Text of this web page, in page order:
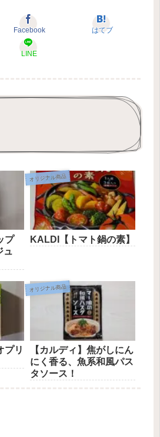
Facebook はてブ
LINE
プ
ュ
オリジナル商品
KALDI【トマト鍋の素】
プリ
オリジナル商品
【カルディ】焦がしにん
にく香る、魚系和風パス
タソース！